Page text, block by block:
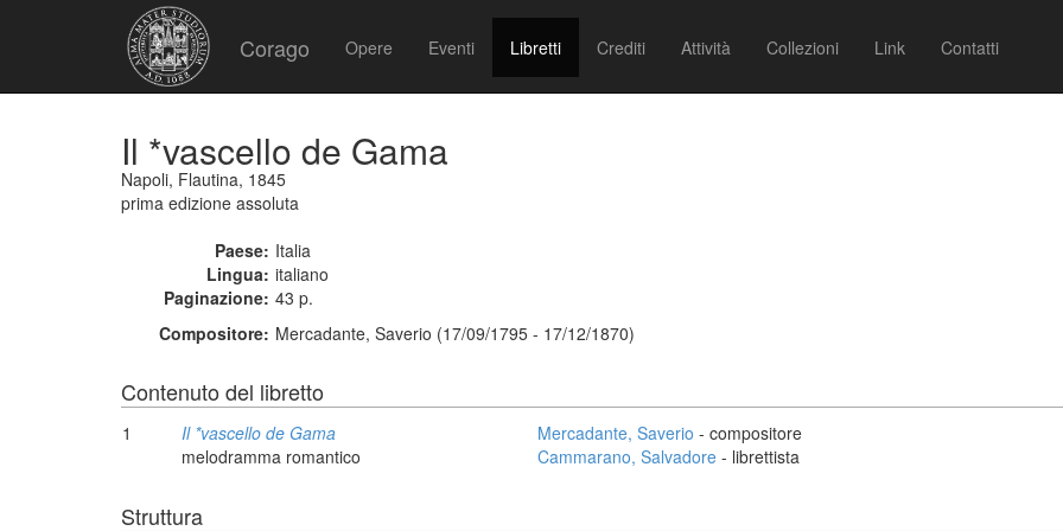
Corago Opere Eventi Libretti Crediti Attività Collezioni Link Contatti
Il *vascello de Gama
Napoli, Flautina, 1845
prima edizione assoluta
Paese: Italia
Lingua: italiano
Paginazione: 43 p.
Compositore: Mercadante, Saverio (17/09/1795 - 17/12/1870)
Contenuto del libretto
1
Il *vascello de Gama
melodramma romantico
Mercadante, Saverio - compositore
Cammarano, Salvadore - librettista
Struttura